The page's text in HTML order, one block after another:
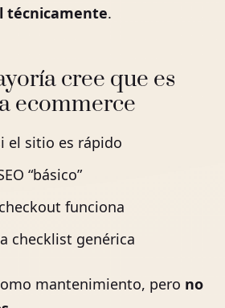
técnicamente.
cree que es
ecommerce
el sitio es rápido
“básico”
funciona
checklist genérica
mantenimiento, pero no